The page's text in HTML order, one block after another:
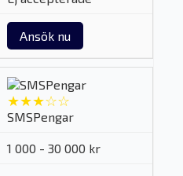
Ansök nu
★★★☆☆
SMSPengar
1 000 - 30 000 kr